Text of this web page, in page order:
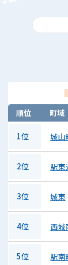
順位 町域
1位 城山
2位 駅東
3位 城東
4位 西城
5位 駅南